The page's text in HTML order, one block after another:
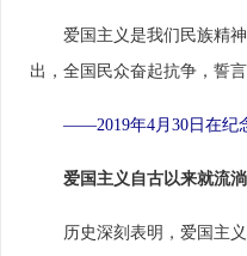
爱国主义是我们民族精神
出，全国民众奋起抗争，誓
——2019年4月30日在纪
爱国主义自古以来就流
历史深刻表明，爱国主义